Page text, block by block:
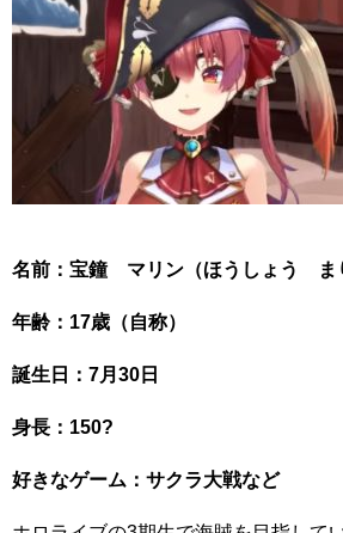
名前：宝鐘 マリン（ほうしょう ま
年齢：17歳（自称）
誕生日：7月30日
身長：150?
好きなゲーム：サクラ大戦など